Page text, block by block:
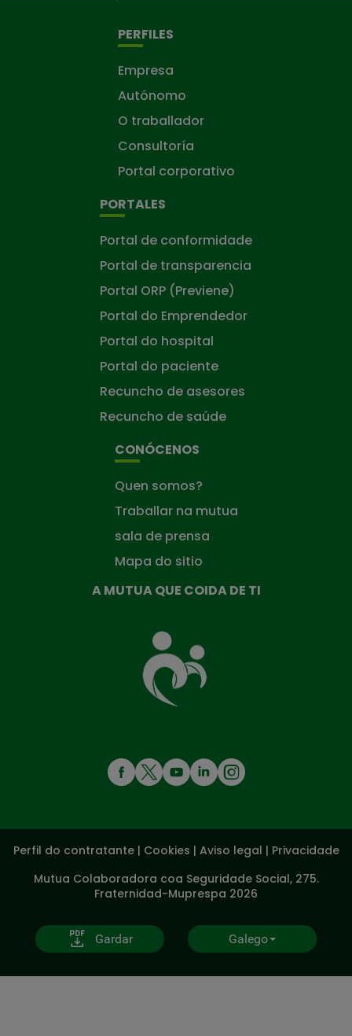
PERFILES
Empresa
Autónomo
O traballador
Consultoría
Portal corporativo
PORTALES
Portal de conformidade
Portal de transparencia
Portal ORP (Previene)
Portal do Emprendedor
Portal do hospital
Portal do paciente
Recuncho de asesores
Recuncho de saúde
CONÓCENOS
Quen somos?
Traballar na mutua
sala de prensa
Mapa do sitio
A MUTUA QUE COIDA DE TI
Mutua
que
te
coida
MENÚ
SOCIALES
Perfil do contratante| Cookies | Aviso legal | Privacidade
Mutua Colaboradora coa Seguridade Social, 275.
Fraternidad-Muprespa 2026
Gardar Galego